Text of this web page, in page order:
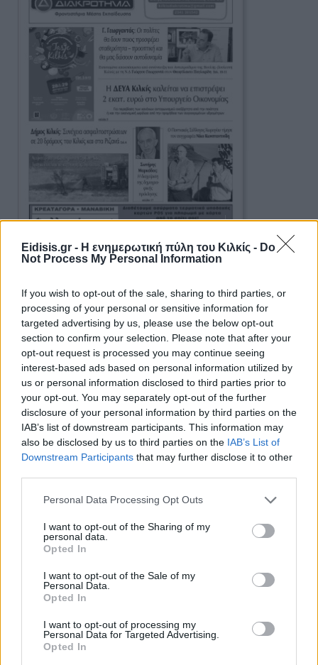
Eidisis.gr - Η ενημερωτική πύλη του Κιλκίς - Do
Not Process My Personal Information
If you wish to opt-out of the sale, sharing to third parties, or
processing of your personal or sensitive information for
targeted advertising by us, please use the below opt-out
section to confirm your selection. Please note that after your
opt-out request is processed you may continue seeing
interest-based ads based on personal information utilized by
us or personal information disclosed to third parties prior to
your opt-out. You may separately opt-out of the further
disclosure of your personal information by third parties on the
IAB’s list of downstream participants. This information may
also be disclosed by us to third parties on the IAB’s List of
Downstream Participants that may further disclose it to other
Personal Data Processing Opt Outs
I want to opt-out of the Sharing of my
personal data.
Opted In
I want to opt-out of the Sale of my
Personal Data.
Opted In
I want to opt-out of processing my
Personal Data for Targeted Advertising.
Opted In
Ειδήσεις 5-8-2026
Εδώ Παππάς, εκεί Παππάς, που είναι
ο ΣΥΡΙΖΑ και οι Κιλκισιώτες